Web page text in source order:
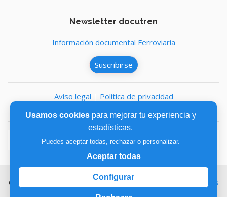
Usamos cookiespara mejorar tu experiencia y
estadísticas.
Puedes aceptar todas, rechazar o personalizar.
Aceptar todas
Configurar
Newsletter docutren
Información documental Ferroviaria
Suscribirse
Avíso legal
Política de privacidad
Copyright © 2026, Fundación de los Ferrocarriles Españoles